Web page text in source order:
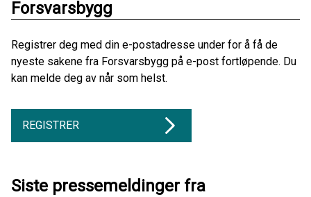
Forsvarsbygg
Registrer deg med din e-postadresse under for å få de
nyeste sakene fra Forsvarsbygg på e-post fortløpende. Du
kan melde deg av når som helst.
REGISTRER
Siste pressemeldinger fra